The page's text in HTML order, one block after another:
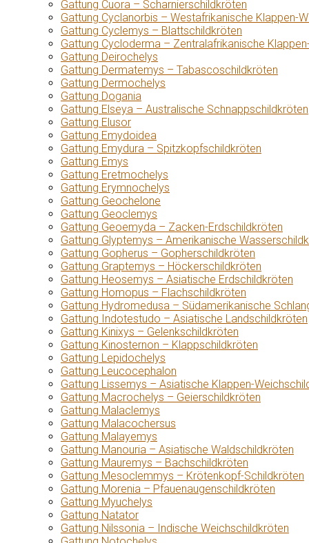
Gattung Cuora – Scharnierschildkröten
Gattung Cyclanorbis – Westafrikanische Klappen-
Gattung Cyclemys – Blattschildkröten
Gattung Cycloderma – Zentralafrikanische
Gattung Deirochelys
Gattung Dermatemys – Tabascoschildkröten
Gattung Dermochelys
Gattung Dogania
Gattung Elseya – Australische Schnappschildkröten
Gattung Elusor
Gattung Emydoidea
Gattung Emydura – Spitzkopfschildkröten
Gattung Emys
Gattung Eretmochelys
Gattung Erymnochelys
Gattung Geochelone
Gattung Geoclemys
Gattung Geoemyda – Zacken-Erdschildkröten
Gattung Glyptemys – Amerikanische
Gattung Gopherus – Gopherschildkröten
Gattung Graptemys – Höckerschildkröten
Gattung Heosemys – Asiatische Erdschildkröten
Gattung Homopus – Flachschildkröten
Gattung Hydromedusa – Südamerikanische
Gattung Indotestudo – Asiatische Landschildkröten
Gattung Kinixys – Gelenkschildkröten
Gattung Kinosternon – Klappschildkröten
Gattung Lepidochelys
Gattung Leucocephalon
Gattung Lissemys – Asiatische Klappen-
Gattung Macrochelys – Geierschildkröten
Gattung Malaclemys
Gattung Malacochersus
Gattung Malayemys
Gattung Manouria – Asiatische Waldschildkröten
Gattung Mauremys – Bachschildkröten
Gattung Mesoclemmys – Krötenkopf-Schildkröten
Gattung Morenia – Pfauenaugenschildkröten
Gattung Myuchelys
Gattung Natator
Gattung Nilssonia – Indische Weichschildkröten